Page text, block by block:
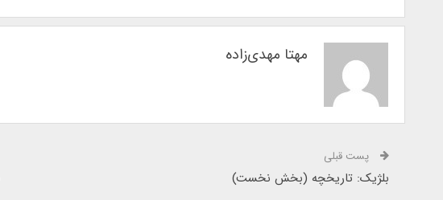
مهتا مهدی‌زاده
پست قبلی
بلژیک: تاریخچه (بخش نخست)